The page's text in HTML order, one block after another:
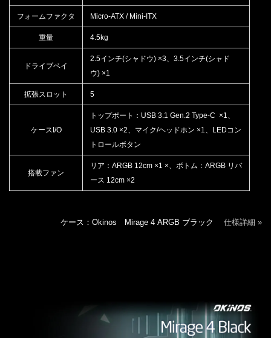
フォームファクタ Micro-ATX / Mini-ITX
重量 4.5kg
ドライブベイ
2.5インチ(シャドウ) ×3、3.5インチ(シャド
ウ) ×1
拡張スロット 5
ケースI/O
トップポート：USB 3.1 Gen.2 Type-C ×1、
USB 3.0 ×2、マイク/ヘッドホン ×1、LEDコン
トロールボタン
搭載ファン
リア：ARGB 12cm ×1 ×、ボトム：ARGB リバ
ース 12cm ×2
ケース：Okinos Mirage 4 ARGB ブラック 仕様詳細 »